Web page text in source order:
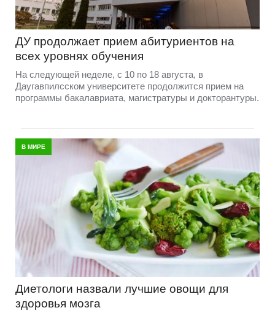
ДУ продолжает прием абитуриентов на
всех уровнях обучения
На следующей неделе, с 10 по 18 августа, в
Даугавпилсском университете продолжится прием на
программы бакалавриата, магистратуры и докторантуры.
В МИРЕ
Диетологи назвали лучшие овощи для
здоровья мозга